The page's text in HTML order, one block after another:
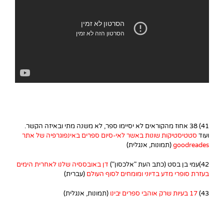
41) 38 אחוז מהקוראים לא יסיימו ספר, לא משנה מתי ובאיזה הקשר.
ועוד סטטיסטיקות שונות באשר לאי-סיום ספרים באינפוגרפיה של אתר
goodreades(תמונות, אנגלית)
42)עמי בן בסט (כתב העת "אלכסון")
דן באובססיה שלנו לאחרית הימים
בעזרת סופרי מדע בדיוני ומומחים לסוף העולם (עברית)
43) 17 בעיות שרק אוהבי ספרים יבינו (תמונות, אנגלית)